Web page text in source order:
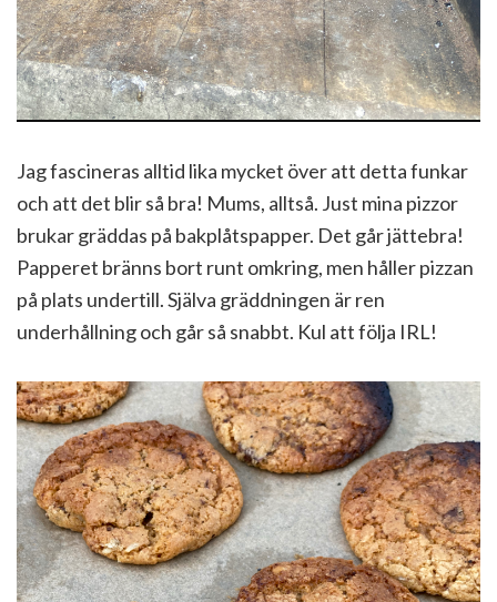
Jag fascineras alltid lika mycket över att detta funkar
och att det blir så bra! Mums, alltså. Just mina pizzor
brukar gräddas på bakplåtspapper. Det går jättebra!
Papperet bränns bort runt omkring, men håller pizzan
på plats undertill. Själva gräddningen är ren
underhållning och går så snabbt. Kul att följa IRL!